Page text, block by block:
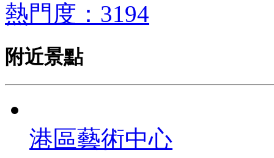
熱門度：3194
附近景點
港區藝術中心